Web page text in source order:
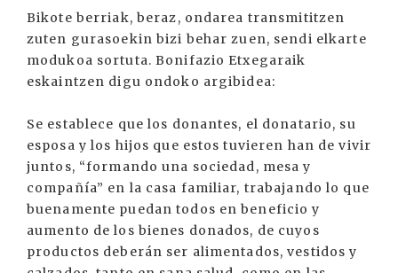
Bikote berriak, beraz, ondarea transmititzen
zuten gurasoekin bizi behar zuen, sendi elkarte
modukoa sortuta. Bonifazio Etxegaraik
eskaintzen digu ondoko argibidea:
Se establece que los donantes, el donatario, su
esposa y los hijos que estos tuvieren han de vivir
juntos, “formando una sociedad, mesa y
compañía” en la casa familiar, trabajando lo que
buenamente puedan todos en beneficio y
aumento de los bienes donados, de cuyos
productos deberán ser alimentados, vestidos y